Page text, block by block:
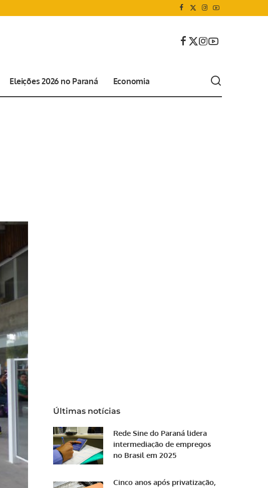
Eleições 2026 no Paraná Economia
Últimas notícias
Rede Sine do Paraná lidera
intermediação de empregos
no Brasil em 2025
Cinco anos após privatização,